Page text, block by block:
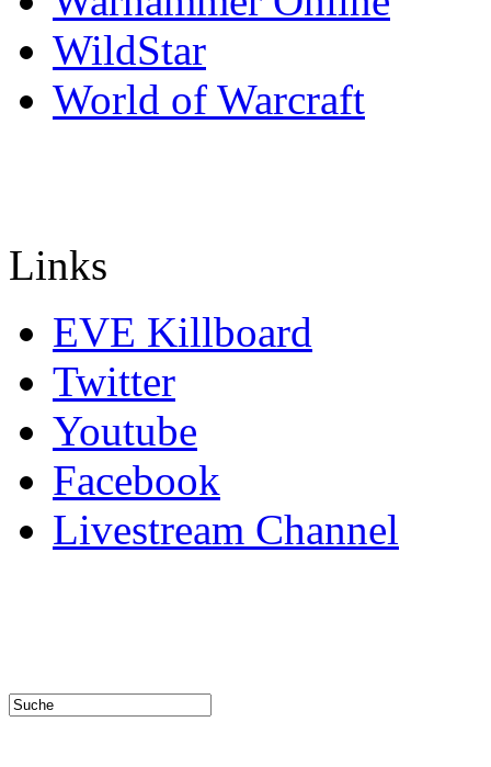
WildStar
World of Warcraft
Links
EVE Killboard
Twitter
Youtube
Facebook
Livestream Channel